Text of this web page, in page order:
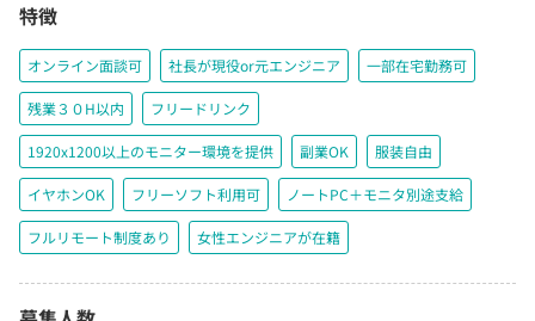
特徴
オンライン面談可 社長が現役or元エンジニア 一部在宅勤務可
残業３０H以内 フリードリンク
1920x1200以上のモニター環境を提供 副業OK 服装自由
イヤホンOK フリーソフト利用可 ノートPC＋モニタ別途支給
フルリモート制度あり 女性エンジニアが在籍